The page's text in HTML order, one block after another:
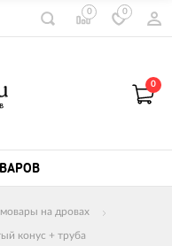
0 0
0
на дровах
конус + труба